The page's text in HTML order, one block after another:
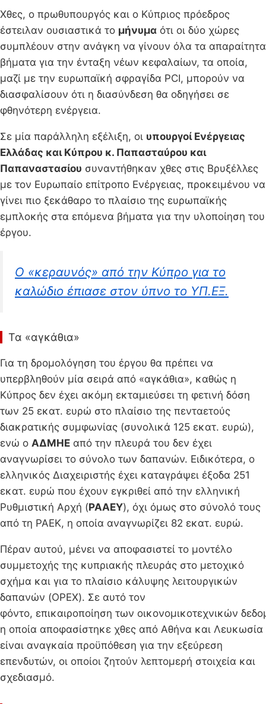
Χθες, ο πρωθυπουργός και ο Κύπριος πρόεδρος
έστειλαν ουσιαστικά το μήνυμα ότι οι δύο χώρες
συμπλέουν στην ανάγκη να γίνουν όλα τα απαραίτητα
βήματα για την ένταξη νέων κεφαλαίων, τα οποία,
μαζί με την ευρωπαϊκή σφραγίδα PCI, μπορούν να
διασφαλίσουν ότι η διασύνδεση θα οδηγήσει σε
φθηνότερη ενέργεια.
Σε μία παράλληλη εξέλιξη, οι υπουργοί Ενέργειας
Ελλάδας και Κύπρου κ. Παπασταύρου και
Παπαναστασίου συναντήθηκαν χθες στις Βρυξέλλες
με τον Ευρωπαίο επίτροπο Ενέργειας, προκειμένου να
γίνει πιο ξεκάθαρο το πλαίσιο της ευρωπαϊκής
εμπλοκής στα επόμενα βήματα για την υλοποίηση του
έργου.
Ο «κεραυνός» από την Κύπρο για το
καλώδιο έπιασε στον ύπνο το ΥΠ.ΕΞ.
Τα «αγκάθια»
Για τη δρομολόγηση του έργου θα πρέπει να
υπερβληθούν μία σειρά από «αγκάθια», καθώς η
Κύπρος δεν έχει ακόμη εκταμιεύσει τη φετινή δόση
των 25 εκατ. ευρώ στο πλαίσιο της πενταετούς
διακρατικής συμφωνίας (συνολικά 125 εκατ. ευρώ),
ενώ ο ΑΔΜΗΕ από την πλευρά του δεν έχει
αναγνωρίσει το σύνολο των δαπανών. Ειδικότερα, ο
ελληνικός Διαχειριστής έχει καταγράψει έξοδα 251
εκατ. ευρώ που έχουν εγκριθεί από την ελληνική
Ρυθμιστική Αρχή (ΡΑΑΕΥ), όχι όμως στο σύνολό τους
από τη ΡΑΕΚ, η οποία αναγνωρίζει 82 εκατ. ευρώ.
Πέραν αυτού, μένει να αποφασιστεί το μοντέλο
συμμετοχής της κυπριακής πλευράς στο μετοχικό
σχήμα και για το πλαίσιο κάλυψης λειτουργικών
δαπανών (OPEX). Σε αυτό τον
φόντο, επικαιροποίηση των οικονομικοτεχνικών
η οποία αποφασίστηκε χθες από Αθήνα και Λευκωσία
είναι αναγκαία προϋπόθεση για την εξεύρεση
επενδυτών, οι οποίοι ζητούν λεπτομερή στοιχεία και
σχεδιασμό.